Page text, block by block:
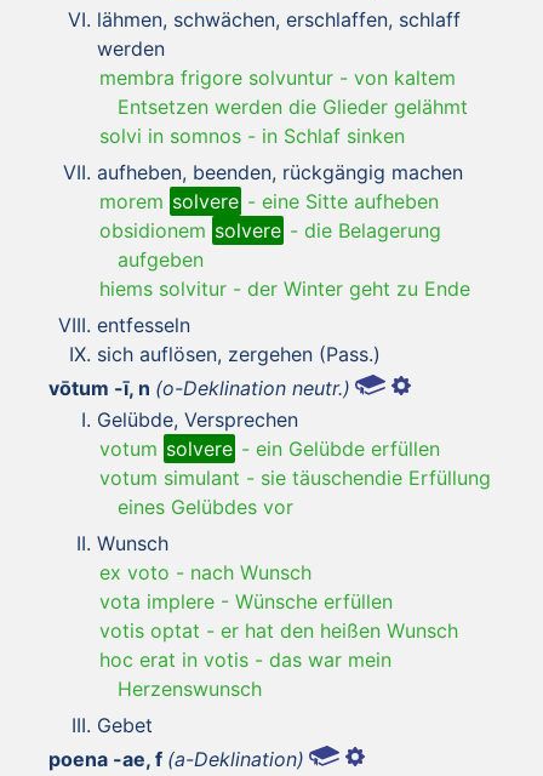
lähmen, schwächen, erschlaffen, schlaff
werden
membra frigore solvuntur - von kaltem
Entsetzen werden die Glieder gelähmt
solvi in somnos - in Schlaf sinken
aufheben, beenden, rückgängig machen
morem solvere - eine Sitte aufheben
obsidionem solvere - die Belagerung
aufgeben
hiems solvitur - der Winter geht zu Ende
entfesseln
sich auflösen, zergehen (Pass.)
vōtum -ī, n (o-Deklination neutr.)
Gelübde, Versprechen
votum solvere - ein Gelübde erfüllen
votum simulant - sie täuschendie Erfüllung
eines Gelübdes vor
Wunsch
ex voto - nach Wunsch
vota implere - Wünsche erfüllen
votis optat - er hat den heißen Wunsch
hoc erat in votis - das war mein
Herzenswunsch
Gebet
poena -ae, f (a-Deklination)